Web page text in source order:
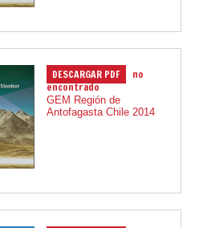
17.12.2015
DESCARGAR PDF
no
encontrado
GEM Región de
Antofagasta Chile 2014